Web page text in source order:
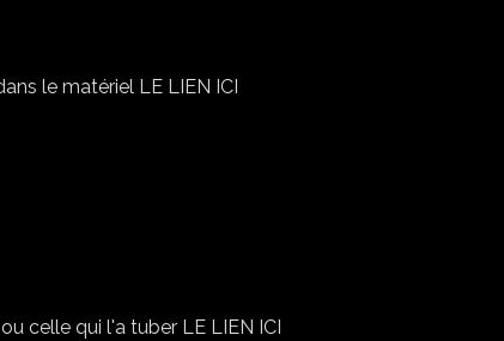
le matériel LE LIEN ICI
celle qui l'a tuber LE LIEN ICI